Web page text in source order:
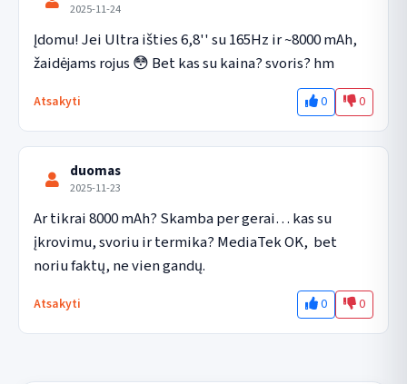
2025-11-24
Įdomu! Jei Ultra išties 6,8'' su 165Hz ir ~8000 mAh,
žaidėjams rojus 😳 Bet kas su kaina? svoris? hm
Atsakyti 0 0
duomas
2025-11-23
Ar tikrai 8000 mAh? Skamba per gerai… kas su
įkrovimu, svoriu ir termika? MediaTek OK,  bet
noriu faktų, ne vien gandų.
Atsakyti 0 0